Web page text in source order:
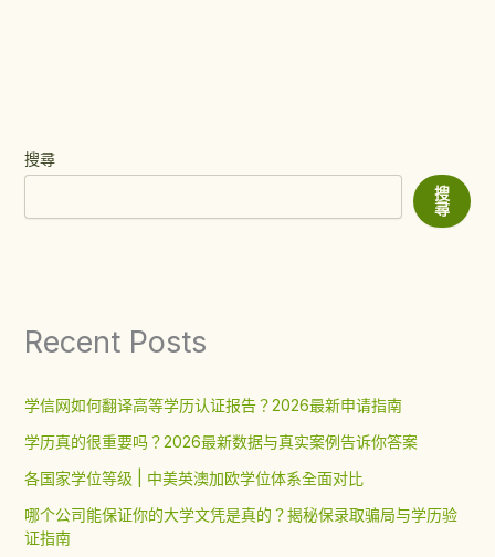
搜尋
搜
尋
Recent Posts
学信网如何翻译高等学历认证报告？2026最新申请指南
学历真的很重要吗？2026最新数据与真实案例告诉你答案
各国家学位等级 | 中美英澳加欧学位体系全面对比
哪个公司能保证你的大学文凭是真的？揭秘保录取骗局与学历验
证指南